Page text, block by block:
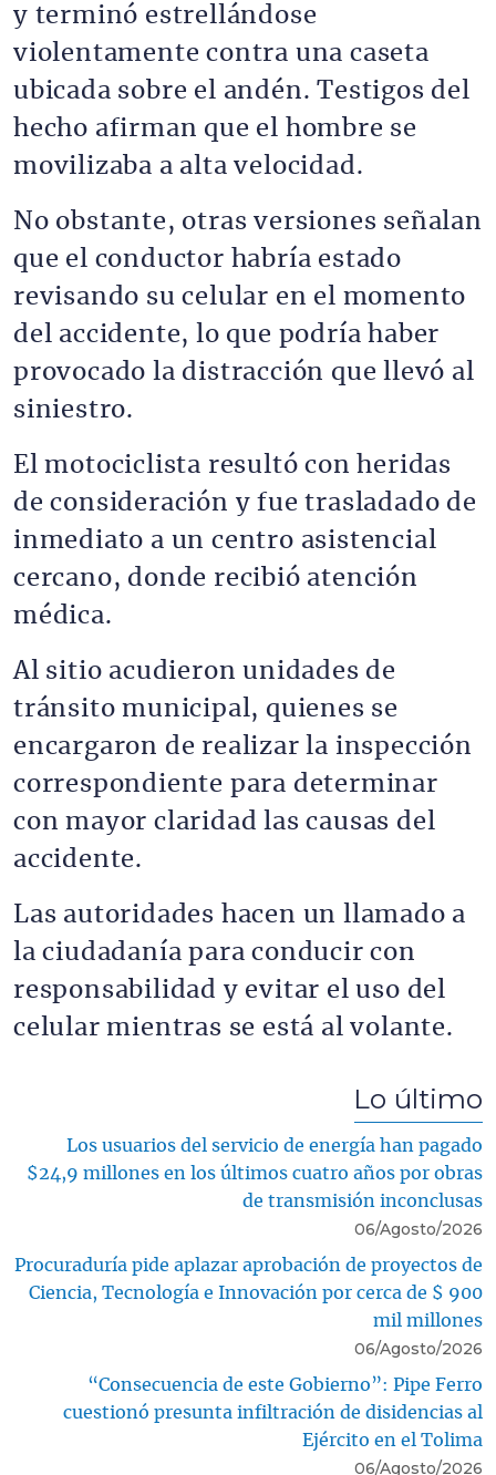
y terminó estrellándose
violentamente contra una caseta
ubicada sobre el andén. Testigos del
hecho afirman que el hombre se
movilizaba a alta velocidad.
No obstante, otras versiones señalan
que el conductor habría estado
revisando su celular en el momento
del accidente, lo que podría haber
provocado la distracción que llevó al
siniestro.
El motociclista resultó con heridas
de consideración y fue trasladado de
inmediato a un centro asistencial
cercano, donde recibió atención
médica.
Al sitio acudieron unidades de
tránsito municipal, quienes se
encargaron de realizar la inspección
correspondiente para determinar
con mayor claridad las causas del
accidente.
Las autoridades hacen un llamado a
la ciudadanía para conducir con
responsabilidad y evitar el uso del
celular mientras se está al volante.
Lo último
Los usuarios del servicio de energía han pagado
$24,9 millones en los últimos cuatro años por obras
de transmisión inconclusas
06/Agosto/2026
Procuraduría pide aplazar aprobación de proyectos de
Ciencia, Tecnología e Innovación por cerca de $ 900
mil millones
06/Agosto/2026
“Consecuencia de este Gobierno”: Pipe Ferro
cuestionó presunta infiltración de disidencias al
Ejército en el Tolima
06/Agosto/2026